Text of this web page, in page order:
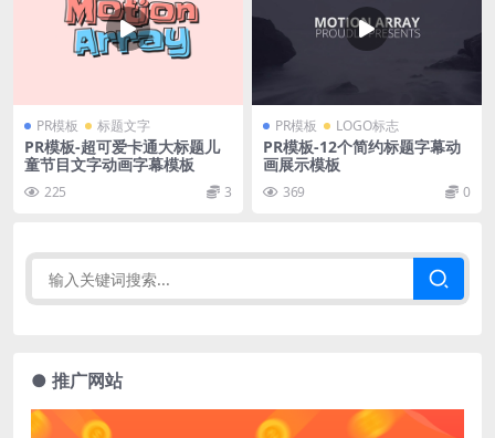
PR模板 标题文字
PR模板-超可爱卡通大标题儿
童节目文字动画字幕模板
225 3
PR模板 LOGO标志
PR模板-12个简约标题字幕动
画展示模板
369 0
● 推广网站